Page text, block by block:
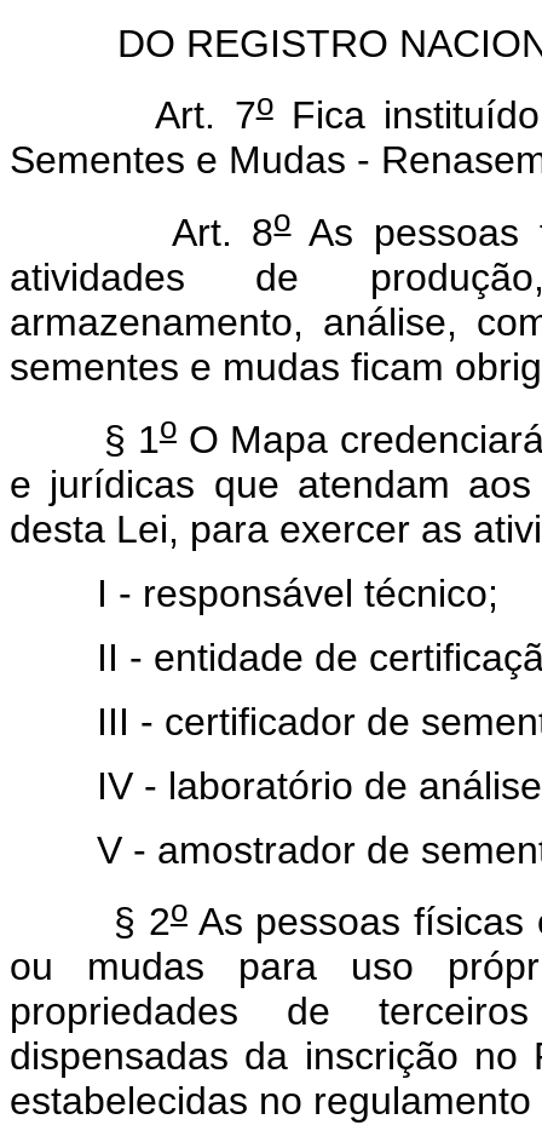
DO REGISTRO
Art. 7oFica
Sementes e Mudas -
Art. 8oAs pessoas
atividades de
armazenamento, análise,
sementes e mudas ficam
§ 1oO Mapa
e jurídicas que atendam
desta Lei, para exercer as
I - responsável técnico;
II - entidade de
III - certificador de
IV - laboratório de análise
V - amostrador de
§ 2oAs pessoas físicas
ou mudas para uso
propriedades de
dispensadas da inscrição no
estabelecidas no